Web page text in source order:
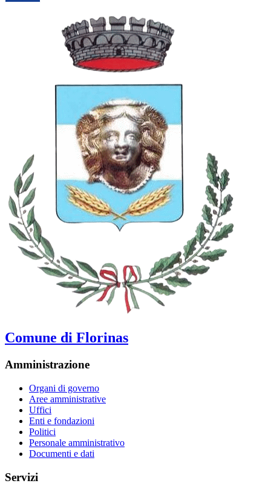
Comune di Florinas
Amministrazione
Organi di governo
Aree amministrative
Uffici
Enti e fondazioni
Politici
Personale amministrativo
Documenti e dati
Servizi